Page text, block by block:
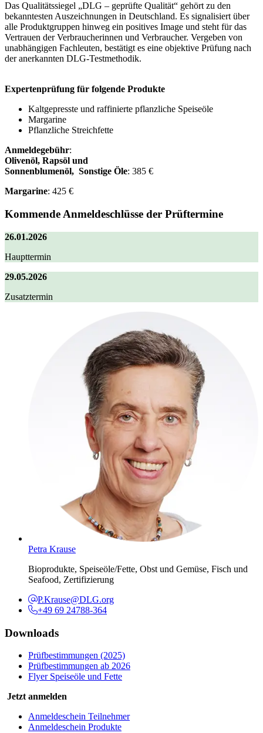
Das Qualitätssiegel „DLG – geprüfte Qualität“ gehört zu den
bekanntesten Auszeichnungen in Deutschland. Es signalisiert über
alle Produktgruppen hinweg ein positives Image und steht für das
Vertrauen der Verbraucherinnen und Verbraucher. Vergeben von
unabhängigen Fachleuten, bestätigt es eine objektive Prüfung nach
der anerkannten DLG-Testmethodik.
Expertenprüfung für folgende Produkte
Kaltgepresste und raffinierte pflanzliche Speiseöle
Margarine
Pflanzliche Streichfette
Anmeldegebühr:
Olivenöl, Rapsöl und
Sonnenblumenöl, Sonstige Öle: 385 €
Margarine: 425 €
Kommende Anmeldeschlüsse der Prüftermine
26.01.2026
Haupttermin
29.05.2026
Zusatztermin
Petra Krause
Bioprodukte, Speiseöle/Fette, Obst und Gemüse, Fisch und
Seafood, Zertifizierung
P.Krause@DLG.org
+49 69 24788-364
Downloads
Prüfbestimmungen (2025)
Prüfbestimmungen ab 2026
Flyer Speiseöle und Fette
Jetzt anmelden
Anmeldeschein Teilnehmer
Anmeldeschein Produkte